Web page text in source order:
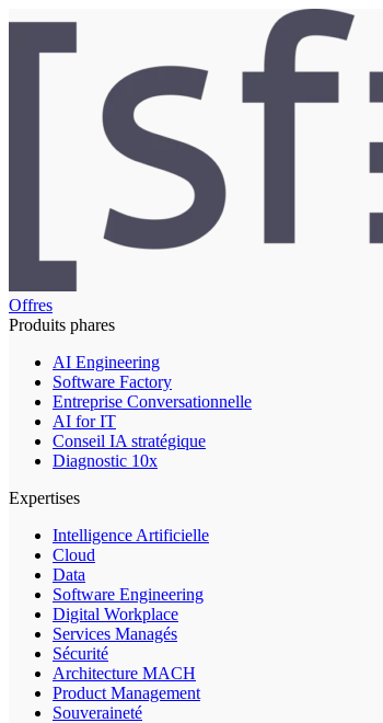
Offres
Produits phares
AI Engineering
Software Factory
Entreprise Conversationnelle
AI for IT
Conseil IA stratégique
Diagnostic 10x
Expertises
Intelligence Artificielle
Cloud
Data
Software Engineering
Digital Workplace
Services Managés
Sécurité
Architecture MACH
Product Management
Souveraineté